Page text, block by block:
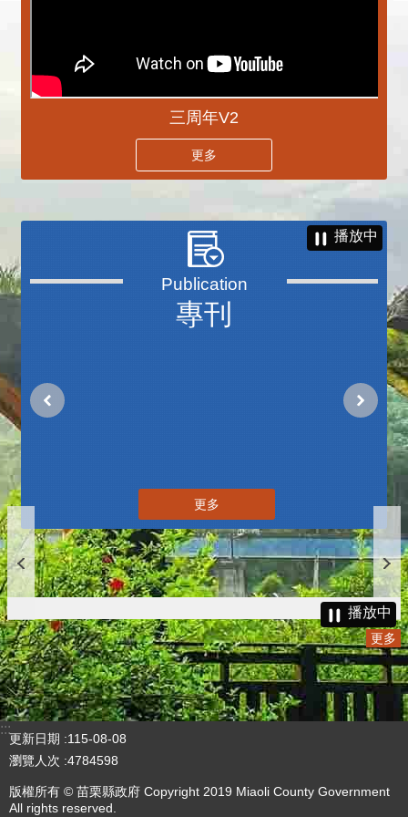
三周年V2
更多
專刊
播放中
更多
播放中
更多
:::
更新日期
115-08-08
瀏覽人次 4784598
版權所有 © 苗栗縣政府 Copyright 2019 Miaoli County Government
All rights reserved.